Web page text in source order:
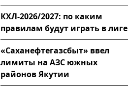
КХЛ-2026/2027: по каким
правилам будут играть в лиге
«Саханефтегазсбыт» ввел
лимиты на АЗС южных
районов Якутии